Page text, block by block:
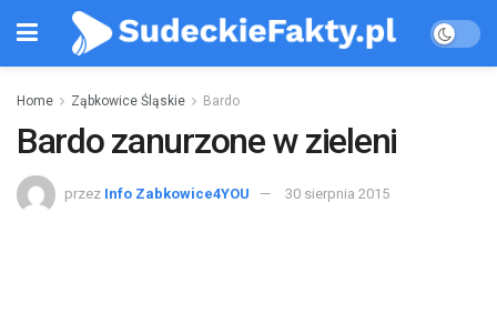
Home Ząbkowice Śląskie Bardo
Bardo zanurzone w zieleni
przez Info Zabkowice4YOU 30 sierpnia 2015